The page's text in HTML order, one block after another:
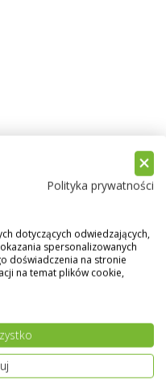
3
Polityka prywatności
dotyczących odwiedzających,
spersonalizowanych
doświadczenia na stronie
na temat plików cookie,